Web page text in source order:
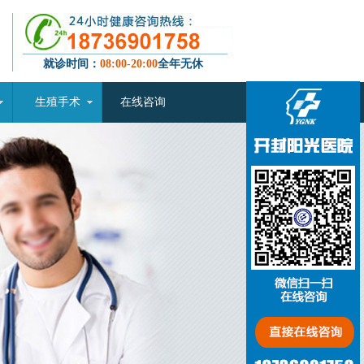
就诊时间： 08:00-20:00全年无休
生殖手术 在线咨询